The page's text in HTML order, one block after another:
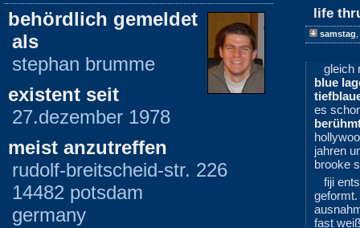
behördlich gemeldet
als
stephan brumme
existent seit
27.dezember 1978
meist anzutreffen
rudolf-breitscheid-str. 226
14482 potsdam
germany
life
samstag
gleich
blue
es
jahren
brooke
fiji
fast